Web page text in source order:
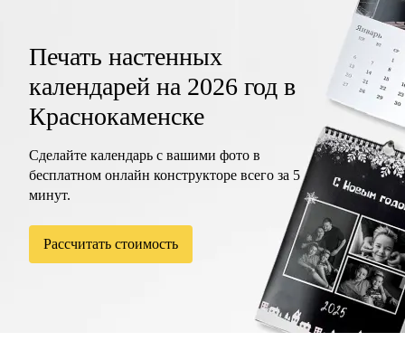
Печать настенных
календарей на 2026 год в
Краснокаменске
Сделайте календарь с вашими фото в
бесплатном онлайн конструкторе всего за 5
минут.
Рассчитать стоимость